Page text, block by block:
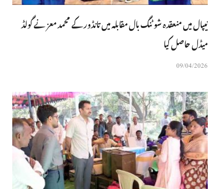
نیپال میں منعقدہ شوٹنگ بال مقابلہ میں تانڈور کے محمد معز نے گولڈ
میڈل حاصل کیا
09/04/2026